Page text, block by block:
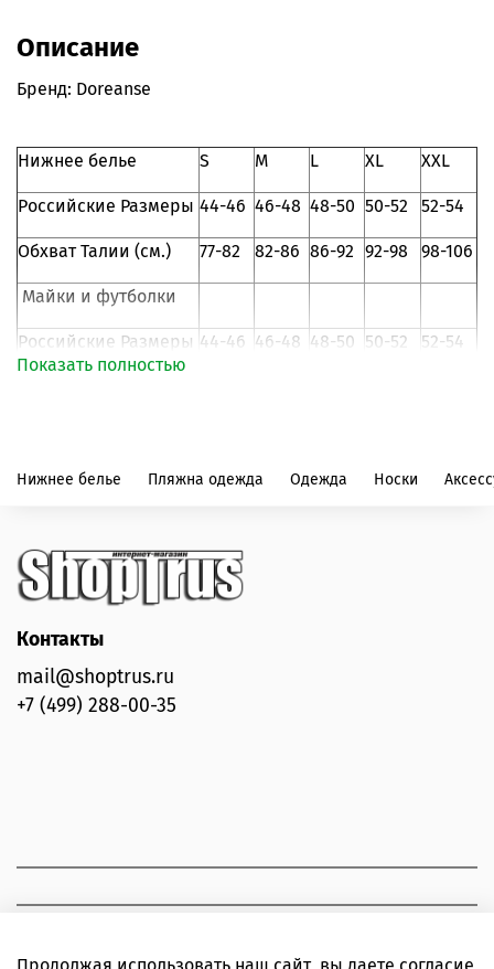
Описание
Бренд: Doreanse
Нижнее белье S M L XL XXL
Российские Размеры 44-46 46-48 48-50 50-52 52-54
Обхват Талии (см.) 77-82 82-86 86-92 92-98 98-106
Майки и футболки
Российские Размеры 44-46 46-48 48-50 50-52 52-54
Показать полностью
Нижнее белье Пляжна одежда Одежда Носки
Контакты
mail@shoptrus.ru
+7 (499) 288-00-35